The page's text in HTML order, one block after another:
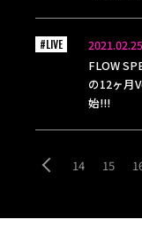
2021.02.25
FLOW
の12ヶ月
始!!!
#LIVE
14 15